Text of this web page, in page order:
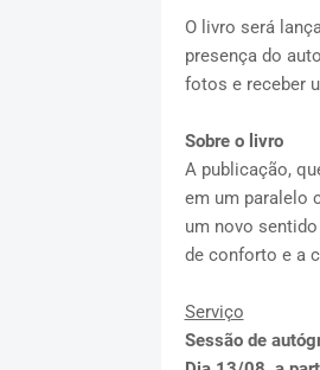
O livro será
presença do
fotos e receber
Sobre o livro
A publicação,
em um paralelo
um novo
de conforto e a
Serviço
Sessão de